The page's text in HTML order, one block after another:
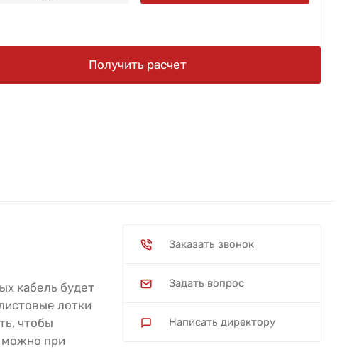
Получить расчет
кабель будет
лотки
чтобы
можно при
Заказать звонок
Задать вопрос
Написать директору